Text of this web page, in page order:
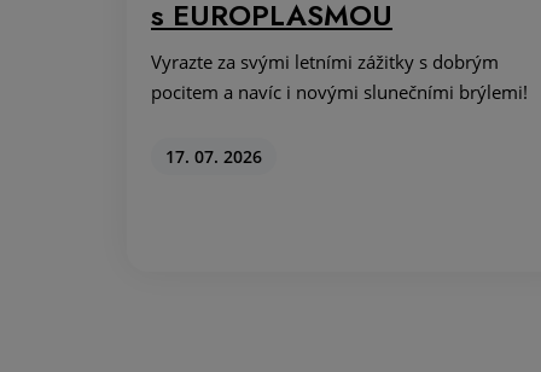
s EUROPLASMOU
Vyrazte za svými letními zážitky s dobrým
pocitem a navíc i novými slunečními brýlemi!
17. 07. 2026